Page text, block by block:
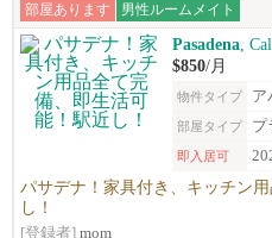
部屋あります 男性ルームメイト
Pasadena ,
$850/月
物件タイプ ア
部屋タイプ プ
即入居可
パサデナ！家具付き、キッチン
し！
[登録者] mom